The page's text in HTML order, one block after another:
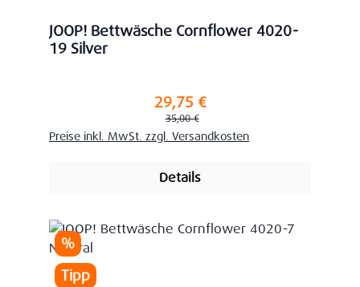
JOOP! Bettwäsche Cornflower 4020-
19 Silver
29,75 €
Regulärer Preis:
35,00 €
Preise inkl. MwSt. zzgl. Versandkosten
Details
Rabatt
%
Tipp